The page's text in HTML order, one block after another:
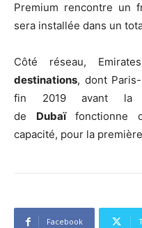
Premium rencontre un
sera installée dans un
Côté réseau,
destinations, dont
fin 2019 avant la
de Dubaïfonctionne
capacité, pour la
Facebook